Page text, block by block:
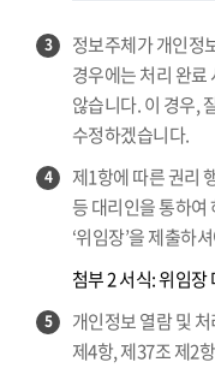
3
정보주체가 개인정
경우에는 처리 완료
않습니다. 이 경우,
수정하겠습니다.
4
제1항에 따른 권리
등 대리인을 통하여
‘위임장’을 제출하
첨부 2 서식: 위임장
5
개인정보 열람 및
제4항, 제37조 제2